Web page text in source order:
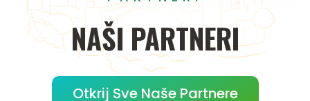
NAŠI PARTNERI
Otkrij Sve Naše Partnere